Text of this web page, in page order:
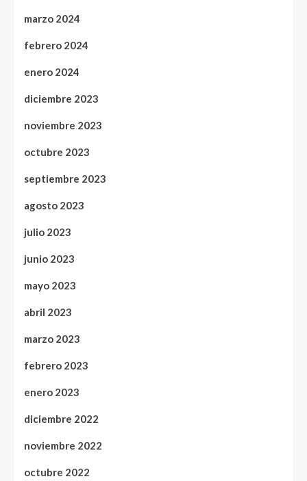
marzo 2024
febrero 2024
enero 2024
diciembre 2023
noviembre 2023
octubre 2023
septiembre 2023
agosto 2023
julio 2023
junio 2023
mayo 2023
abril 2023
marzo 2023
febrero 2023
enero 2023
diciembre 2022
noviembre 2022
octubre 2022